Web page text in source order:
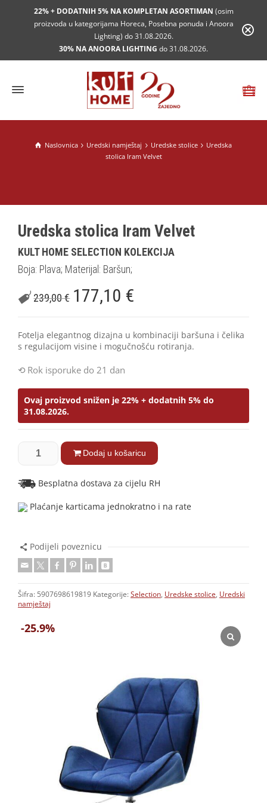
22% + DODATNIH 5% NA KOMPLETAN ASORTIMAN (osim
proizvoda u kategorijama Horeca, Posebna ponuda i Anoora
Lighting) do 31.08.2026.
30% NA ANOORA LIGHTING do 31.08.2026.
Naslovnica Uredski namještaj Uredske stolice
Uredska
stolica Iram Velvet
-25.9%
Uredska stolica Iram Velvet
KULT HOME SELECTION KOLEKCIJA
Boja: Plava; Materijal: Baršun;
239,00€ 177,10 €
Fotelja elegantnog dizajna u kombinaciji baršuna i čelika
s regulacijom visine i mogučnošću rotiranja.
Rok isporuke do 21 dan
Ovaj proizvod snižen je 22% + dodatnih 5% do
31.08.2026.
Dodaj u košaricu
Besplatna dostava za cijelu RH
Plaćanje karticama jednokratno i na rate
Podijeli poveznicu
Šifra: 5907698619819 Kategorije: Selection, Uredske stolice, Uredski
namještaj